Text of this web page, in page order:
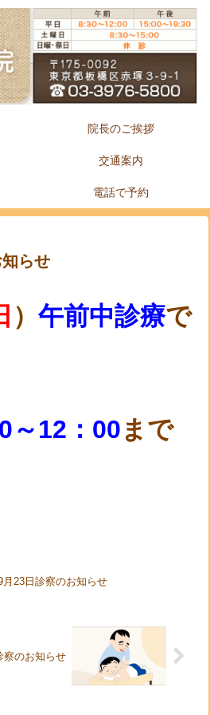
院長のご挨拶
交通案内
電話で予約
らせ
）午前中診療で
～12：00まで
月23日診察のお知らせ
察のお知らせ